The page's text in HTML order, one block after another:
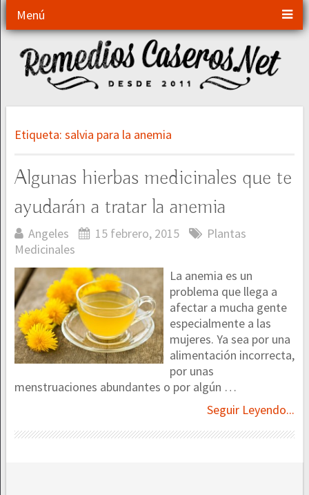
Menú
Etiqueta: salvia para la anemia
Algunas hierbas medicinales que te
ayudarán a tratar la anemia
Angeles 15 febrero, 2015
Plantas
Medicinales
La anemia es un
problema que llega a
afectar a mucha gente
especialmente a las
mujeres. Ya sea por una
alimentación incorrecta,
por unas
menstruaciones abundantes o por algún …
Seguir Leyendo...